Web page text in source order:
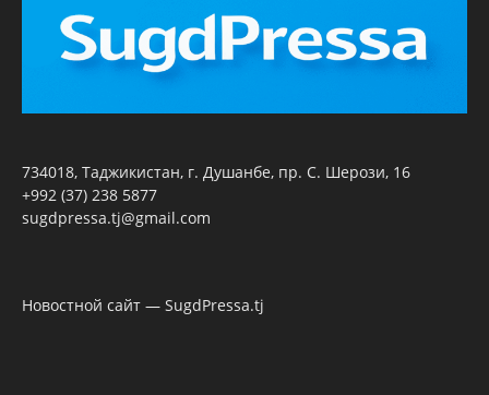
734018, Таджикистан, г. Душанбе, пр. С. Шерози, 16
+992 (37) 238 5877
sugdpressa.tj@gmail.com
Новостной сайт — SugdPressa.tj